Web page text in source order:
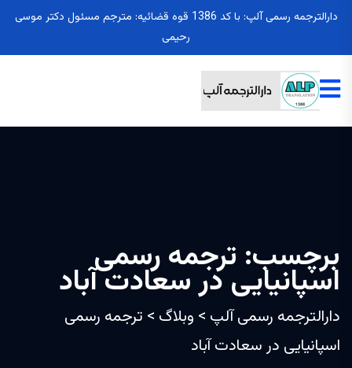
دارالترجمه رسمی آلپ: با کد 1386 قوه قضائیه: مترجم مسئول دکتر موسی
رحیمی
برچسب: ترجمه رسمی
اسپانیایی در سعادت آباد
دارالترجمه رسمی آلپ > وبلاگ > ترجمه رسمی
اسپانیایی در سعادت آباد